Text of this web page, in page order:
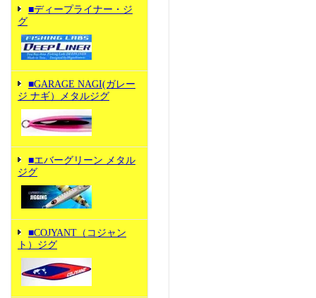
■ディープライナー・ジ
グ
■GARAGE NAGI(ガレー
ジ ナギ）メタルジグ
■エバーグリーン メタル
ジグ
■COJYANT（コジャン
ト）ジグ